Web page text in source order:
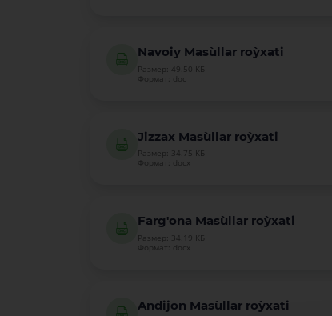
Navoiy Mas`ullar ro`yxati
Размер: 49.50 КБ
Формат: doc
Jizzax Mas`ullar ro`yxati
Размер: 34.75 КБ
Формат: docx
Farg'ona Mas`ullar ro`yxati
Размер: 34.19 КБ
Формат: docx
Andijon Mas`ullar ro`yxati